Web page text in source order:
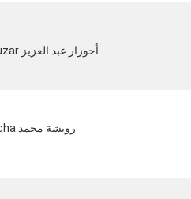
Abdel Aziz Ahouzar أحوزار عبد العزيز
Mohamed Rouicha رويشة محمد